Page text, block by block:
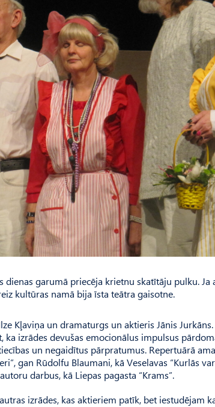
garumā priecēja krietnu skatītāju pulku. Ja
kultūras namā bija īsta teātra gaisotne.
Kļaviņa un dramaturgs un aktieris Jānis
ka izrādes devušas emocionālus impulsus
un negaidītus pārpratumus. Repertuārā
gan Rūdolfu Blaumani, kā Veselavas “Kurlās
darbus, kā Liepas pagasta “Krams”.
izrādes, kas aktieriem patīk, bet iestudējam